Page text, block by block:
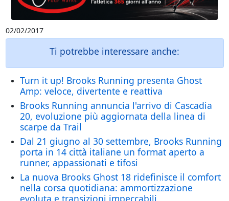
02/02/2017
Ti potrebbe interessare anche:
Turn it up! Brooks Running presenta Ghost
Amp: veloce, divertente e reattiva
Brooks Running annuncia l'arrivo di Cascadia
20, evoluzione più aggiornata della linea di
scarpe da Trail
Dal 21 giugno al 30 settembre, Brooks Running
porta in 14 città italiane un format aperto a
runner, appassionati e tifosi
La nuova Brooks Ghost 18 ridefinisce il comfort
nella corsa quotidiana: ammortizzazione